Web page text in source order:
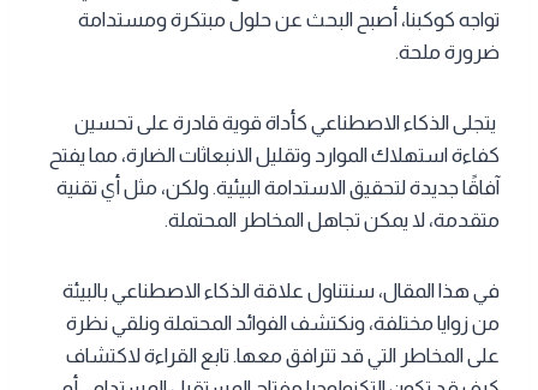
تواجه كوكبنا، أصبح البحث عن حلول مبتكرة ومستدامة
ضرورة ملحة.
يتجلى الذكاء الاصطناعي كأداة قوية قادرة على تحسين
كفاءة استهلاك الموارد وتقليل الانبعاثات الضارة، مما يفتح
آفاقًا جديدة لتحقيق الاستدامة البيئية. ولكن، مثل أي تقنية
متقدمة، لا يمكن تجاهل المخاطر المحتملة.
في هذا المقال، سنتناول علاقة الذكاء الاصطناعي بالبيئة
من زوايا مختلفة، ونكتشف الفوائد المحتملة ونلقي نظرة
على المخاطر التي قد تترافق معها. تابع القراءة لاكتشاف